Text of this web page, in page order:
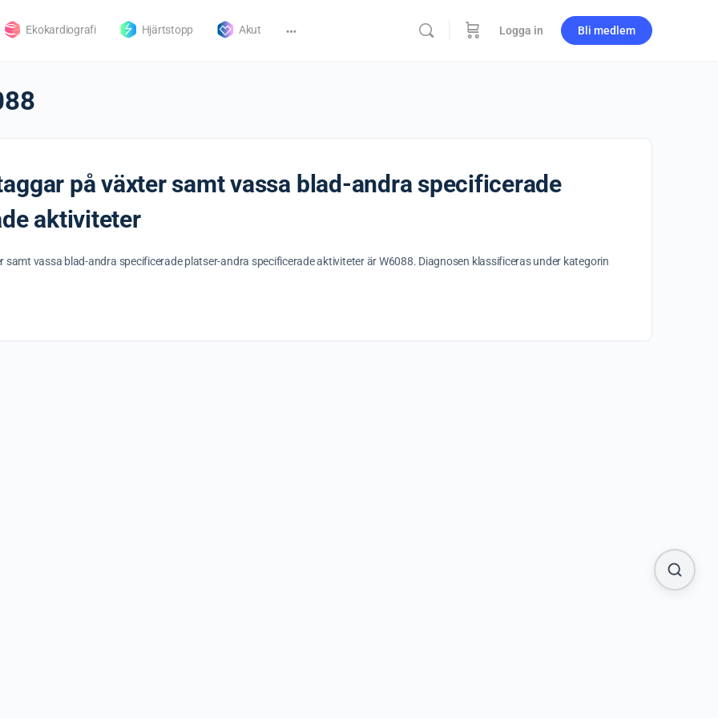
Ekokardiografi Hjärtstopp Akut Logga in Bli medlem
på växter samt vassa blad-andra specificerade
aktiviteter
vassa blad-andra specificerade platser-andra specificerade aktiviteter är W6088. Diagnosen klassificeras under kategorin